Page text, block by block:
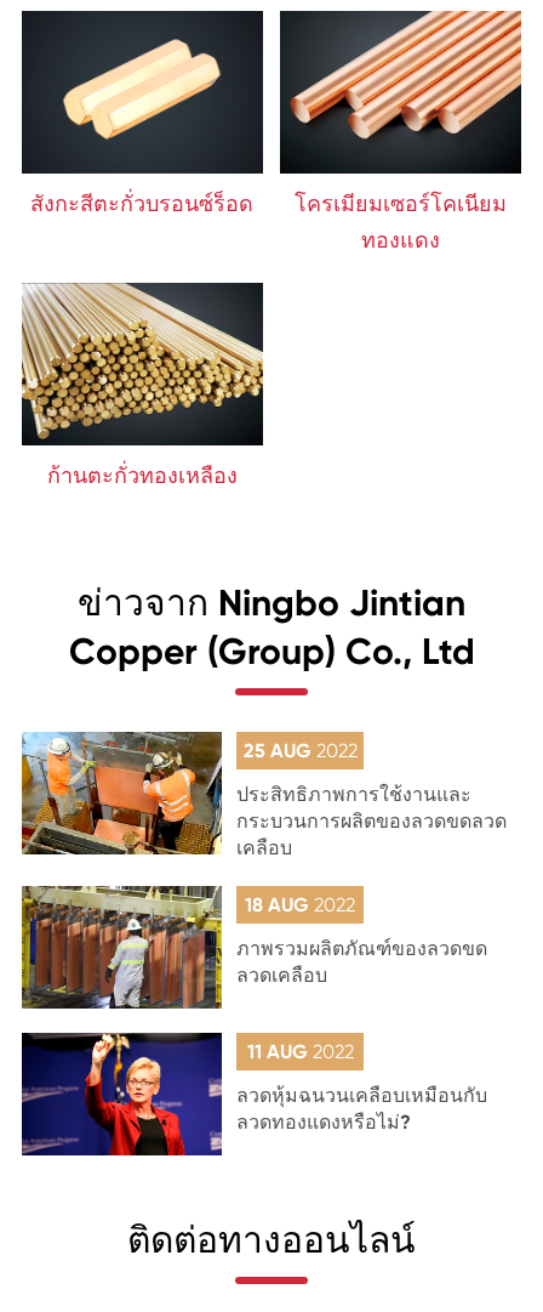
สังกะสีตะกั่วบรอนซ์ร็อด
โครเมียมเซอร์โคเนียม
ทองแดง
ก้านตะกั่วทองเหลือง
ข่าวจาก Ningbo Jintian
Copper (Group) Co., Ltd
25 AUG 2022
ประสิทธิภาพการใช้งานและ
กระบวนการผลิตของลวดขดลวด
เคลือบ
18 AUG2022
ภาพรวมผลิตภัณฑ์ของลวดขด
ลวดเคลือบ
11 AUG 2022
ลวดหุ้มฉนวนเคลือบเหมือนกับ
ลวดทองแดงหรือไม่?
ติดต่อทางออนไลน์